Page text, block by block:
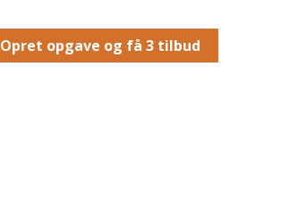
Opret opgave og få 3 tilbud